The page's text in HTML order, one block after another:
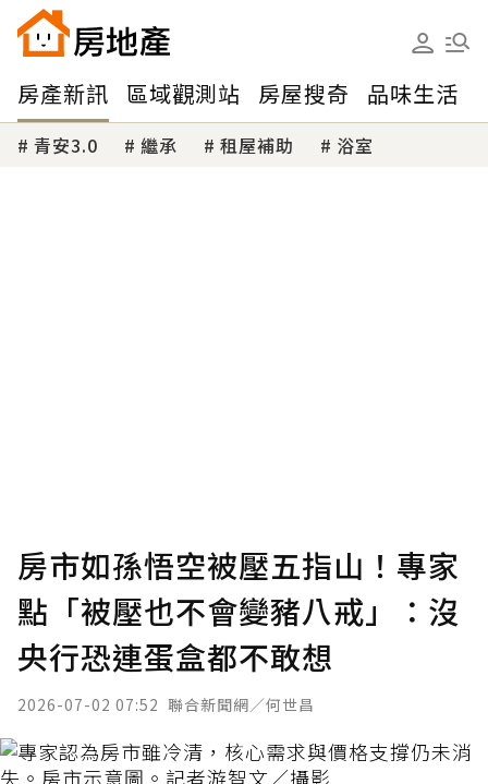
房產新訊 區域觀測站 房屋搜奇 品味生活
青安3.0 繼承 租屋補助 浴室
房市如孫悟空被壓五指山！專家
點「被壓也不會變豬八戒」：沒
央行恐連蛋盒都不敢想
2026-07-02 07:52 聯合新聞網／何世昌